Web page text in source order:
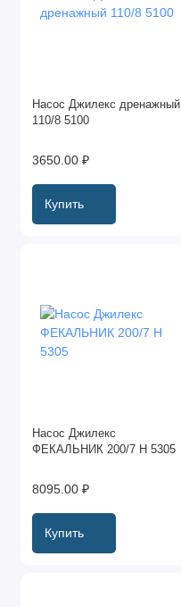
Насос Джилекс дренажный
110/8 5100
3650.00 ₽
Купить
Насос Джилекс
ФЕКАЛЬНИК 200/7 Н 5305
8095.00 ₽
Купить